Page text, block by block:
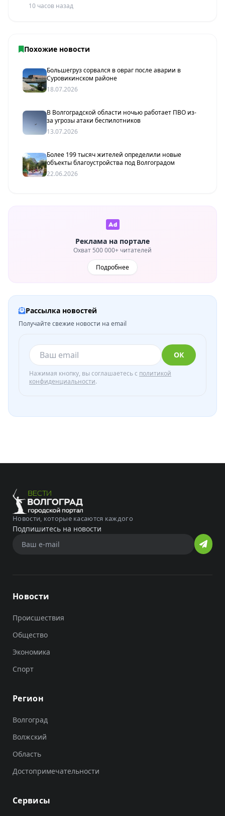
10 часов назад
Похожие новости
Большегруз сорвался в овраг после аварии в
Суровикинском районе
18.07.2026
В Волгоградской области ночью работает ПВО из-
за угрозы атаки беспилотников
13.07.2026
Более 199 тысяч жителей определили новые
объекты благоустройства под Волгоградом
22.06.2026
Реклама на портале
Охват 500 000+ читателей
Подробнее
Рассылка новостей
Получайте свежие новости на email
ОК
Нажимая кнопку, вы соглашаетесь с политикой
конфиденциальности.
Новости, которые касаются каждого
Подпишитесь на новости
Новости
Происшествия
Общество
Экономика
Спорт
Регион
Волгоград
Волжский
Область
Достопримечательности
Сервисы